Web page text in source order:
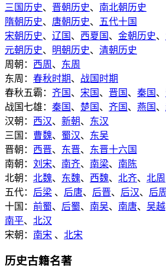
三国历史、 晋朝历史、 南北朝历史
隋朝历史、 唐朝历史、
五代十国
宋朝历史、 辽国 、 西夏国 、 金朝历史、
元朝历史、 明朝历史、 清朝历史
周朝： 西周 、 东周
东周： 春秋时期、 战国时期
春秋五霸： 齐国 、 宋国 、 晋国 、 秦国 、
战国七雄： 秦国 、 楚国 、 齐国 、 燕国 、
汉朝： 西汉、 新朝、 东汉
三国： 曹魏、 蜀汉、 东吴
晋朝： 西晋、 东晋、 东晋十六国
南朝： 刘宋、 南齐、 南梁、 南陈
北朝： 北魏、 东魏、 西魏、 北齐、 北周
五代： 后梁 、 后唐、 后晋、 后汉、 后周
十国： 前蜀、 后蜀、 南吴、 南唐、 吴越
南平、 北汉
宋朝： 南宋 、 北宋
历史古籍名著